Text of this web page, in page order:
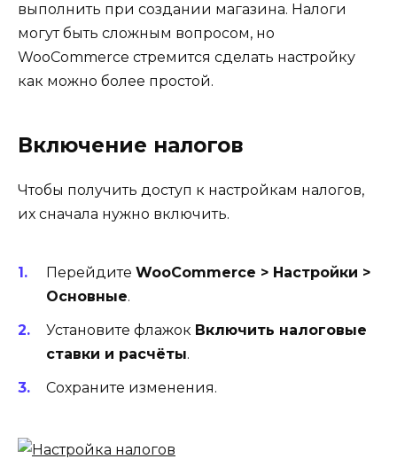
выполнить при создании магазина. Налоги
могут быть сложным вопросом, но
WooCommerce стремится сделать настройку
как можно более простой.
Включение налогов
Чтобы получить доступ к настройкам налогов,
их сначала нужно включить.
Перейдите WooCommerce > Настройки >
Основные.
Установите флажок Включить налоговые
ставки и расчёты.
Сохраните изменения.